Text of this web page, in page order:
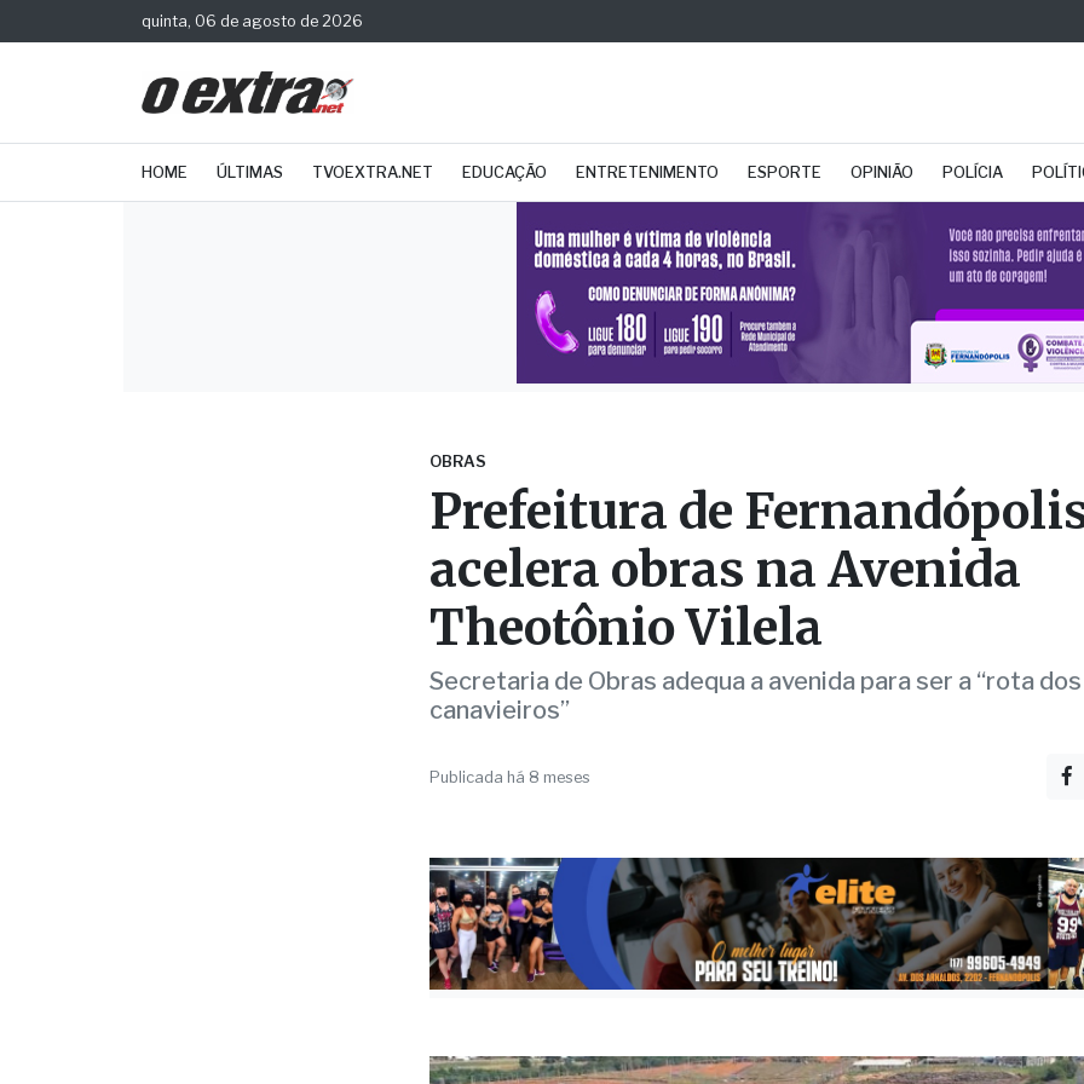
quinta, 06 de agosto de 2026
HOME ÚLTIMAS TVOEXTRA.NET EDUCAÇÃO ENTRETENIMENTO ESPORTE OPINIÃO POLÍCIA
Prefeitura de
acelera obras na Avenida
Theotônio Vilela
Secretaria de Obras adequa a avenida para ser a “rota dos
Publicada há 8 meses